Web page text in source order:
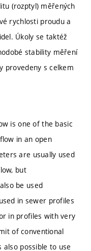
(rozptyl) měřených
rychlosti proudu a
Úkoly se taktéž
stability měření
provedeny s celkem
is one of the basic
in an open
are usually used
but
be used
in sewer profiles
in profiles with very
of conventional
possible to use